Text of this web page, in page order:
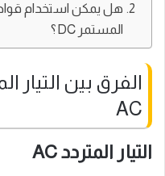
المستمر DC؟
AC
التيار المتردد AC